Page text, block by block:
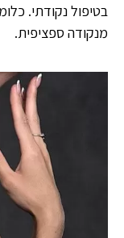
בטיפול נקודתי.
מנקודה ספציפית.